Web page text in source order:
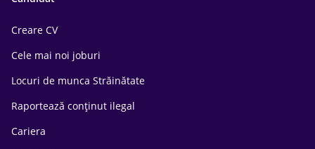
Creare CV
Cele mai noi joburi
Locuri de munca Străinătate
Raportează conținut ilegal
Cariera